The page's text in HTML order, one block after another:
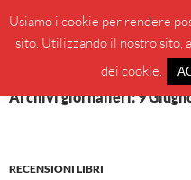
contenuto
BeppeBlog
Archivi giornalieri: 9
RECENSIONI LIBRI
Usiamo i cookie per rendere
sito. Utilizzando il nostro sito,
dei cookie.